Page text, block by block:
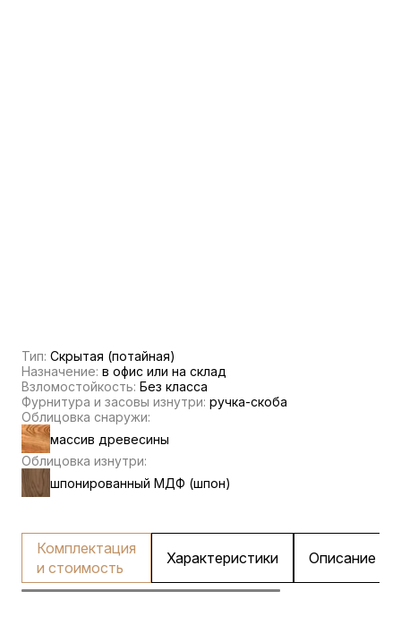
Тип: Скрытая (потайная)
Назначение: в офис или на склад
Взломостойкость: Без класса
Фурнитура и засовы изнутри: ручка-скоба
Облицовка снаружи:
массив древесины
Облицовка изнутри:
шпонированный МДФ (шпон)
Комплектация
и стоимость
Характеристики Описание